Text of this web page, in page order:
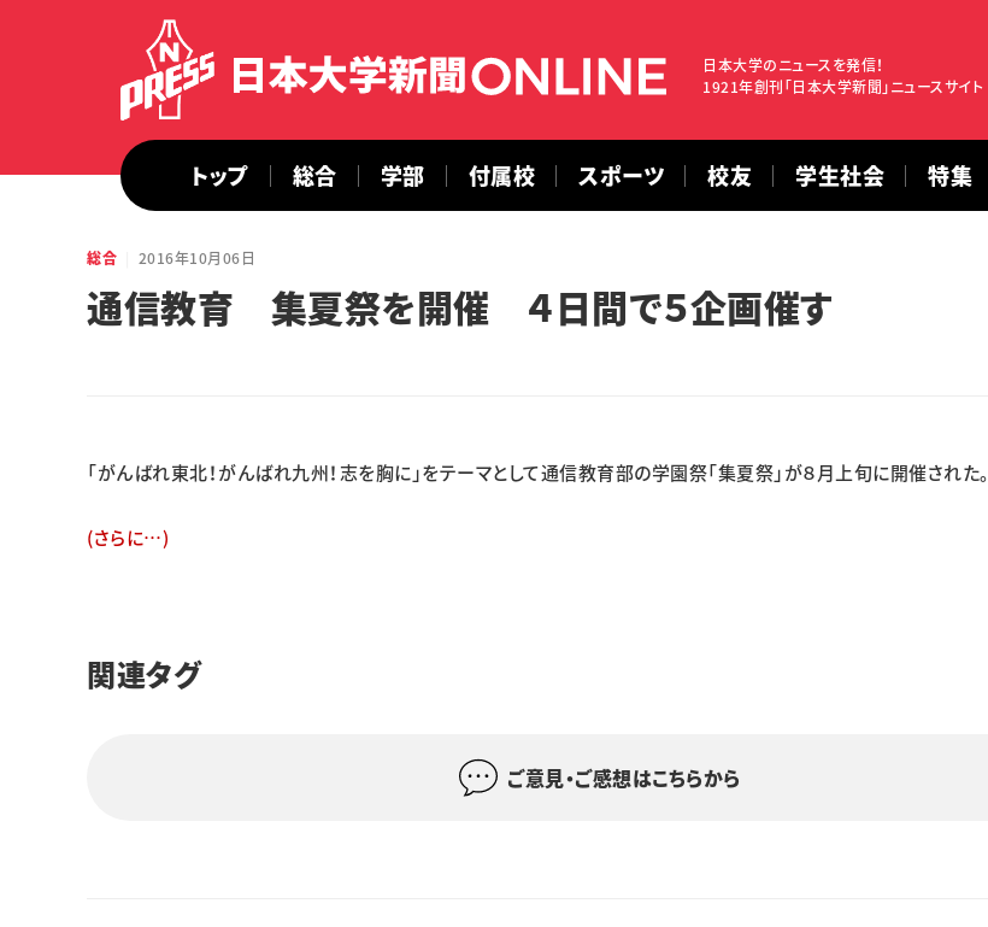
日本大学のニュースを発信！
1921年創刊「日本大学新聞」ニュースサイト
トップ 総合 学部 付属校 スポーツ 校友 学生社会 特集
総合 2016年10月06日
通信教育 集夏祭を開催 ４日間で５企画催す
「がんばれ東北！がんばれ九州！志を胸に」をテーマとして通信教育部の学園祭「集夏祭」が８月上旬に開催された。
(さらに…)
関連タグ
ご意見・ご感想はこちらから